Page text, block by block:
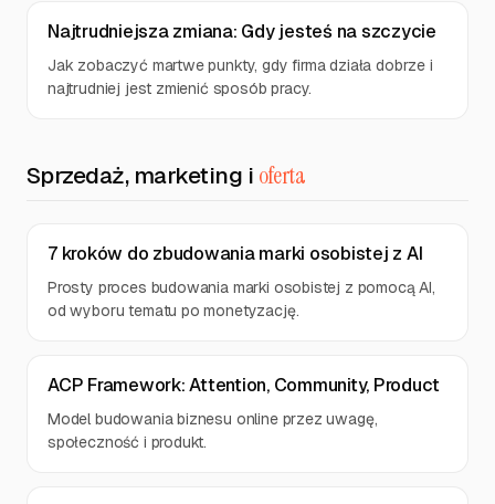
Najtrudniejsza zmiana: Gdy jesteś na szczycie
Jak zobaczyć martwe punkty, gdy firma działa dobrze i
najtrudniej jest zmienić sposób pracy.
Sprzedaż, marketing i oferta
7 kroków do zbudowania marki osobistej z AI
Prosty proces budowania marki osobistej z pomocą AI,
od wyboru tematu po monetyzację.
ACP Framework: Attention, Community, Product
Model budowania biznesu online przez uwagę,
społeczność i produkt.